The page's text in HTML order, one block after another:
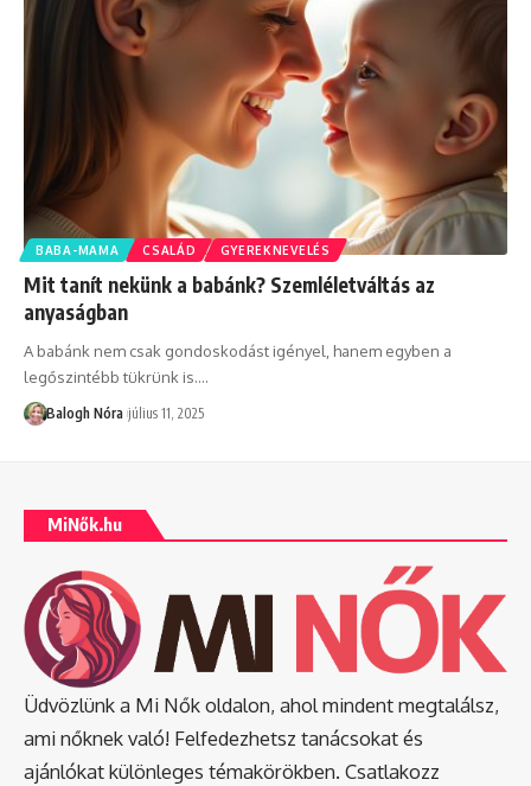
BABA-MAMA CSALÁD GYEREKNEVELÉS
Mit tanít nekünk a babánk? Szemléletváltás az
anyaságban
A babánk nem csak gondoskodást igényel, hanem egyben a
legőszintébb tükrünk is.…
Balogh Nóra július 11, 2025
MiNők.hu
Üdvözlünk a Mi Nők oldalon, ahol mindent megtalálsz,
ami nőknek való! Felfedezhetsz tanácsokat és
ajánlókat különleges témakörökben. Csatlakozz